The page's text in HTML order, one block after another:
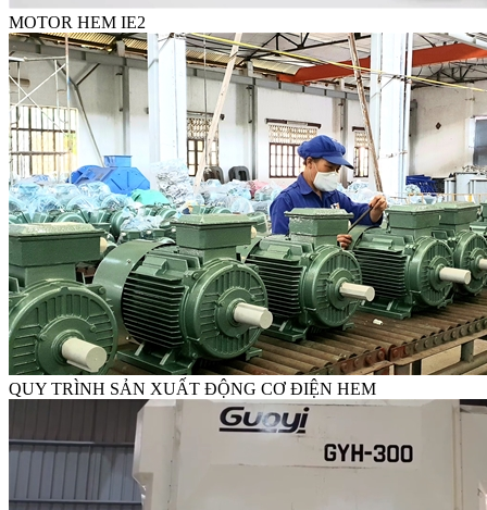
MOTOR HEM IE2
QUY TRÌNH SẢN XUẤT ĐỘNG CƠ ĐIỆN HEM